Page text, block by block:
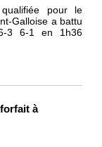
pour le
Galloise a battu
3 6-1 en 1h36
à